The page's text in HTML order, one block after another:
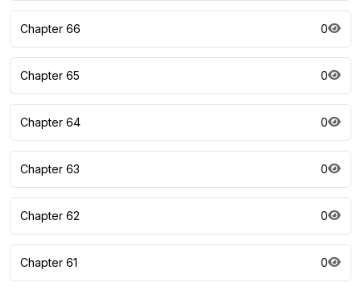
Chapter 66 0
Chapter 65 0
Chapter 64 0
Chapter 63 0
Chapter 62 0
Chapter 61 0